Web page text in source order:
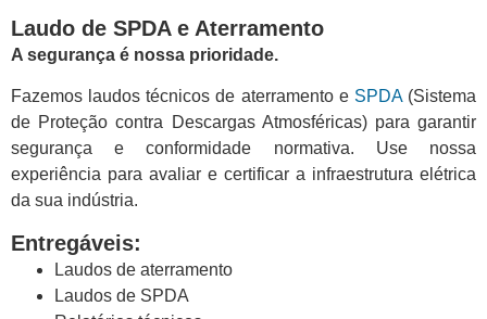
Laudo de SPDA e Aterramento
A segurança é nossa prioridade.
Fazemos laudos técnicos de aterramento e SPDA(Sistema
de Proteção contra Descargas Atmosféricas) para garantir
segurança e conformidade normativa. Use nossa
experiência para avaliar e certificar a infraestrutura elétrica
da sua indústria.
Entregáveis:
Laudos de aterramento
Laudos de SPDA